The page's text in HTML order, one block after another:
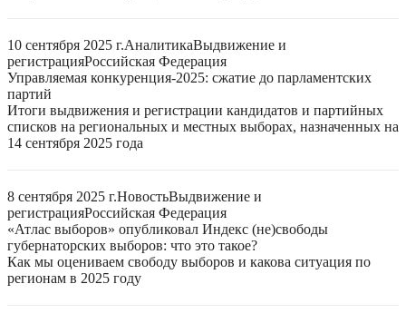
10 сентября 2025 г.АналитикаВыдвижение и
регистрацияРоссийская Федерация
Управляемая конкуренция-2025: сжатие до парламентских
партий
Итоги выдвижения и регистрации кандидатов и партийных
списков на региональных и местных выборах, назначенных на
14 сентября 2025 года
8 сентября 2025 г.НовостьВыдвижение и
регистрацияРоссийская Федерация
«Атлас выборов» опубликовал Индекс (не)свободы
губернаторских выборов: что это такое?
Как мы оцениваем свободу выборов и какова ситуация по
регионам в 2025 году